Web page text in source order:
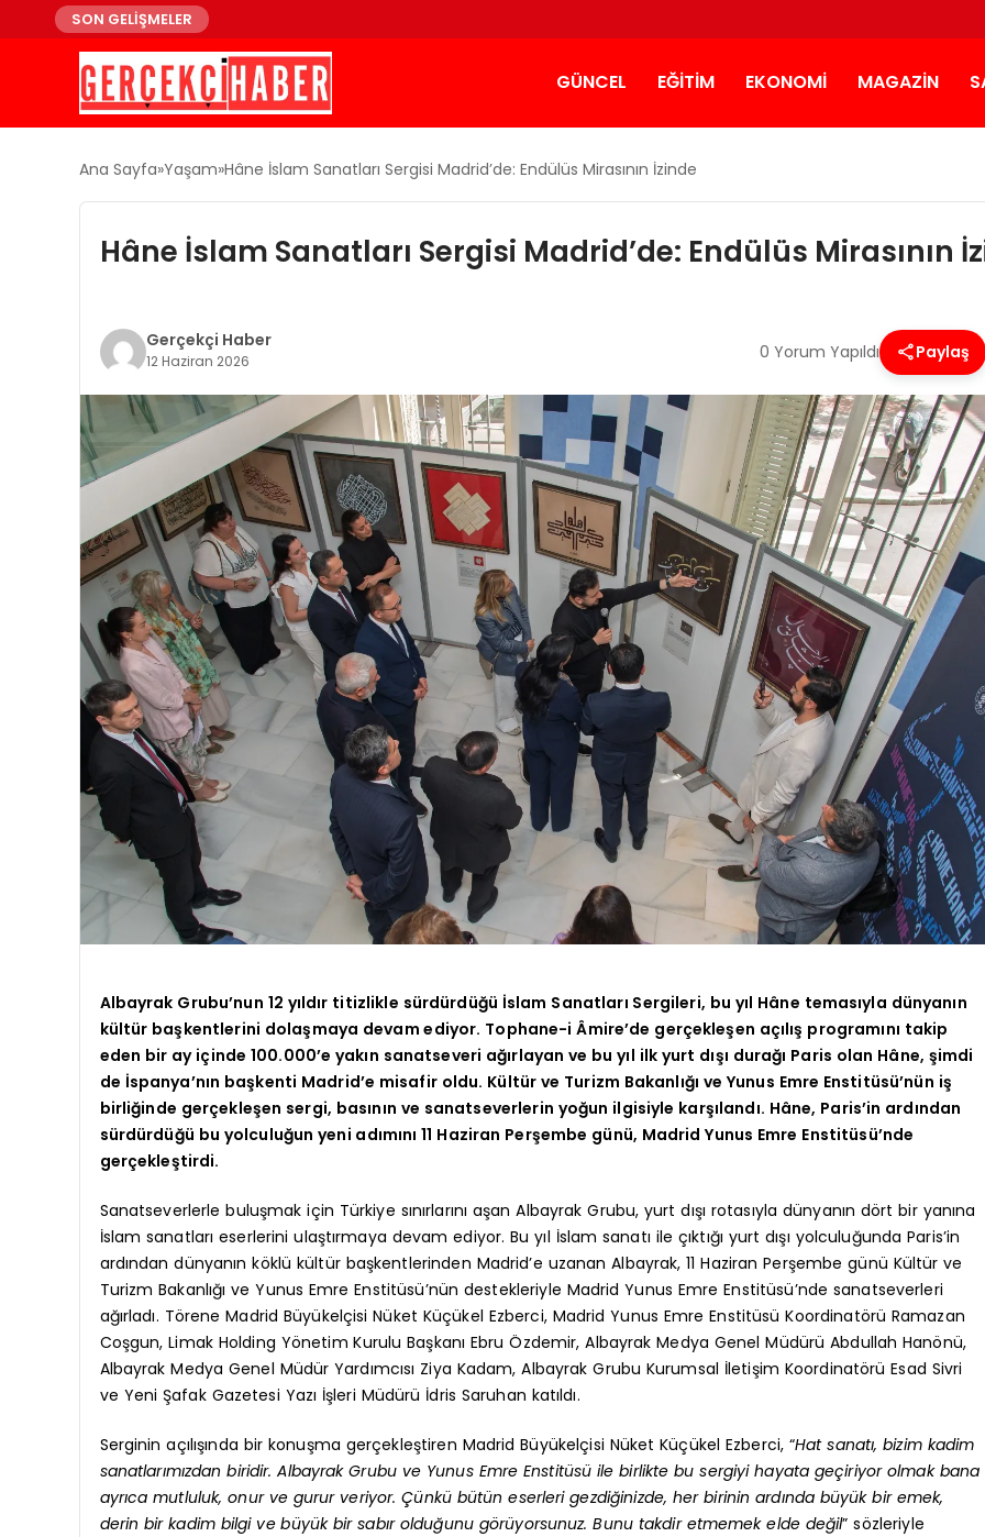
SON GELİŞMELER
GÜNCEL EĞITIM EKONOMI MAGAZIN
Ana Sayfa Yaşam Hâne İslam Sanatları Sergisi Madrid’de: Endülüs Mirasının İzinde
Hâne İslam Sanatları Sergisi Madrid’de: Endülüs Mirasının
Gerçekçi Haber
12 Haziran 2026 0 Yorum Yapıldı Paylaş
Albayrak Grubu’nun 12 yıldır titizlikle sürdürdüğü İslam Sanatları Sergileri, bu yıl Hâne temasıyla dünyanın
kültür başkentlerini dolaşmaya devam ediyor. Tophane-i Âmire’de gerçekleşen açılış programını takip
eden bir ay içinde 100.000’e yakın sanatseveri ağırlayan ve bu yıl ilk yurt dışı durağı Paris olan Hâne, şimdi
de İspanya’nın başkenti Madrid’e misafir oldu. Kültür ve Turizm Bakanlığı ve Yunus Emre Enstitüsü’nün iş
birliğinde gerçekleşen sergi, basının ve sanatseverlerin yoğun ilgisiyle karşılandı. Hâne, Paris’in ardından
sürdürdüğü bu yolculuğun yeni adımını 11 Haziran Perşembe günü, Madrid Yunus Emre Enstitüsü’nde
gerçekleştirdi.
Sanatseverlerle buluşmak için Türkiye sınırlarını aşan Albayrak Grubu, yurt dışı rotasıyla dünyanın dört bir yanına
İslam sanatları eserlerini ulaştırmaya devam ediyor. Bu yıl İslam sanatı ile çıktığı yurt dışı yolculuğunda Paris’in
ardından dünyanın köklü kültür başkentlerinden Madrid’e uzanan Albayrak, 11 Haziran Perşembe günü Kültür ve
Turizm Bakanlığı ve Yunus Emre Enstitüsü’nün destekleriyle Madrid Yunus Emre Enstitüsü’nde sanatseverleri
ağırladı. Törene Madrid Büyükelçisi Nüket Küçükel Ezberci, Madrid Yunus Emre Enstitüsü Koordinatörü Ramazan
Coşgun, Limak Holding Yönetim Kurulu Başkanı Ebru Özdemir, Albayrak Medya Genel Müdürü Abdullah Hanönü,
Albayrak Medya Genel Müdür Yardımcısı Ziya Kadam, Albayrak Grubu Kurumsal İletişim Koordinatörü Esad Sivri
ve Yeni Şafak Gazetesi Yazı İşleri Müdürü İdris Saruhan katıldı.
Serginin açılışında bir konuşma gerçekleştiren Madrid Büyükelçisi Nüket Küçükel Ezberci, “Hat sanatı, bizim kadim
sanatlarımızdan biridir. Albayrak Grubu ve Yunus Emre Enstitüsü ile birlikte bu sergiyi hayata geçiriyor olmak bana
ayrıca mutluluk, onur ve gurur veriyor. Çünkü bütün eserleri gezdiğinizde, her birinin ardında büyük bir emek,
derin bir kadim bilgi ve büyük bir sabır olduğunu görüyorsunuz. Bunu takdir etmemek elde değil” sözleriyle